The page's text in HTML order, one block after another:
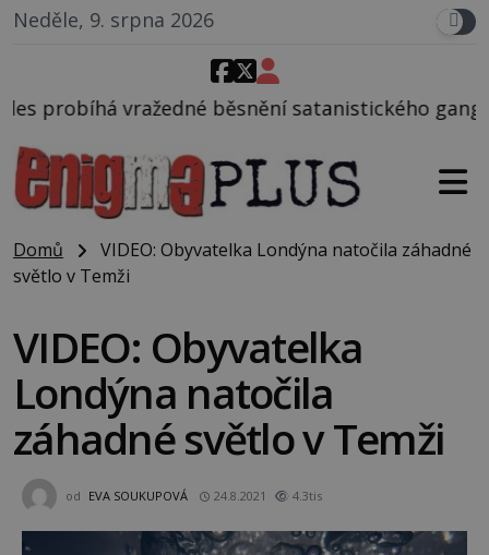
Neděle, 9. srpna 2026
satanistického gangu vedeného Charlesem
Domů
VIDEO: Obyvatelka Londýna natočila záhadné
světlo v Temži
VIDEO: Obyvatelka
Londýna natočila
záhadné světlo v Temži
od EVA SOUKUPOVÁ 24.8.2021 4.3tis